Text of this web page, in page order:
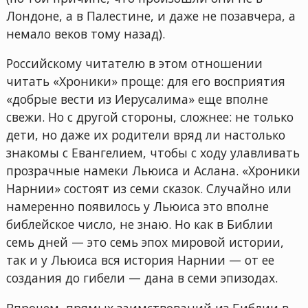
Лондоне, а в Палестине, и даже не позавчера, а
немало веков тому назад).
Российскому читателю в этом отношении
читать «Хроники» проще: для его восприятия
«добрые вести из Иерусалима» еще вполне
свежи. Но с другой стороны, сложнее: не только
дети, но даже их родители вряд ли настолько
знакомы с Евангелием, чтобы с ходу улавливать
прозрачные намеки Льюиса и Аслана. «Хроники
Нарнии» состоят из семи сказок. Случайно или
намеренно появилось у Льюиса это вполне
библейское число, не знаю. Но как в Библии
семь дней — это семь эпох мировой истории,
так и у Льюиса вся история Нарнии — от ее
создания до гибели — дана в семи эпизодах.